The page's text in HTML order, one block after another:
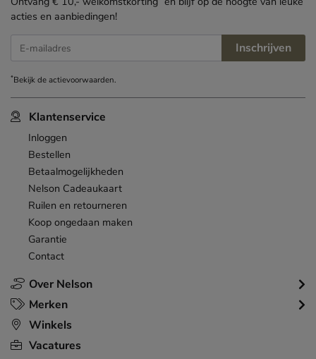
Over Nelson
Klantenservice
Inloggen
Bestellen
Betaalmogelijkheden
Nelson Cadeaukaart
Ruilen en retourneren
Koop ongedaan maken
Garantie
Contact
Merken
Winkels
Vacatures
acties en aanbiedingen!
E-mailadres Inschrijven
*Bekijk deactievoorwaarden.